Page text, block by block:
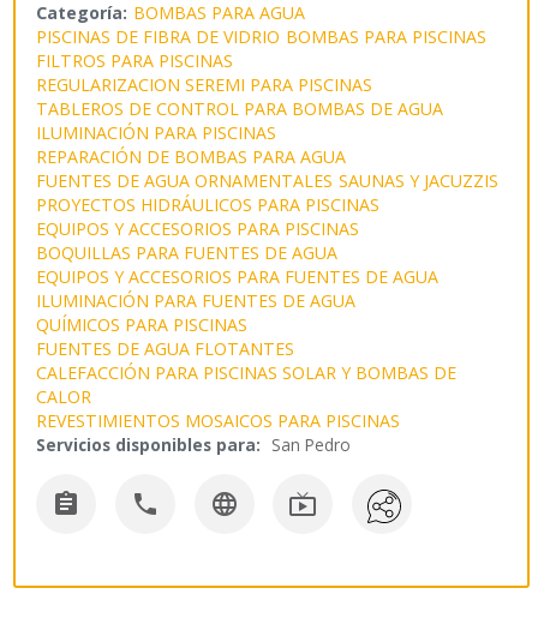
Categoría: BOMBAS PARA AGUA
PISCINAS DE FIBRA DE VIDRIO BOMBAS PARA PISCINAS
FILTROS PARA PISCINAS
REGULARIZACION SEREMI PARA PISCINAS
TABLEROS DE CONTROL PARA BOMBAS DE AGUA
ILUMINACIÓN PARA PISCINAS
REPARACIÓN DE BOMBAS PARA AGUA
FUENTES DE AGUA ORNAMENTALES SAUNAS Y JACUZZIS
PROYECTOS HIDRÁULICOS PARA PISCINAS
EQUIPOS Y ACCESORIOS PARA PISCINAS
BOQUILLAS PARA FUENTES DE AGUA
EQUIPOS Y ACCESORIOS PARA FUENTES DE AGUA
ILUMINACIÓN PARA FUENTES DE AGUA
QUÍMICOS PARA PISCINAS
FUENTES DE AGUA FLOTANTES
CALEFACCIÓN PARA PISCINAS SOLAR Y BOMBAS DE
CALOR
REVESTIMIENTOS MOSAICOS PARA PISCINAS
Servicios disponibles para: San Pedro
   